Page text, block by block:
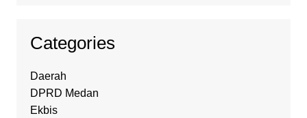
Categories
Daerah
DPRD Medan
Ekbis